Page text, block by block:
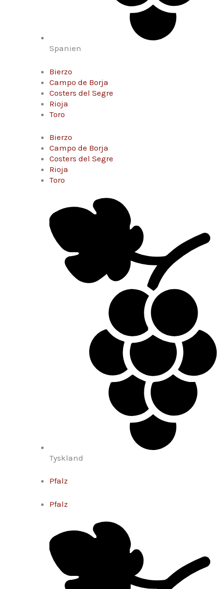
Spanien
Bierzo
Campo de Borja
Costers del Segre
Rioja
Toro
Bierzo
Campo de Borja
Costers del Segre
Rioja
Toro
Tyskland
Pfalz
Pfalz